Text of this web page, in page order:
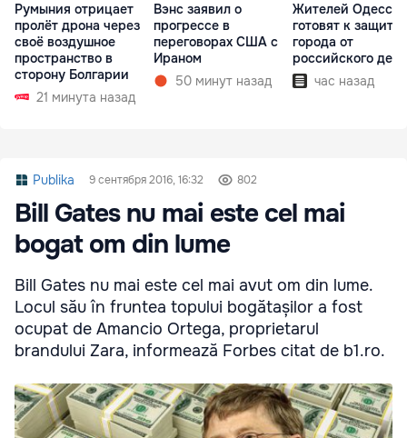
Румыния отрицает
пролёт дрона через
своё воздушное
пространство в
сторону Болгарии
21 минута назад
Вэнс заявил о
прогрессе в
переговорах США с
Ираном
50 минут назад
Жителей Одессы
готовят к защите
города от
российского
час назад
Publika 9 сентября 2016, 16:32 802
Bill Gates nu mai este cel mai
bogat om din lume
Bill Gates nu mai este cel mai avut om din lume.
Locul său în fruntea topului bogătașilor a fost
ocupat de Amancio Ortega, proprietarul
brandului Zara, informează Forbes citat de b1.ro.